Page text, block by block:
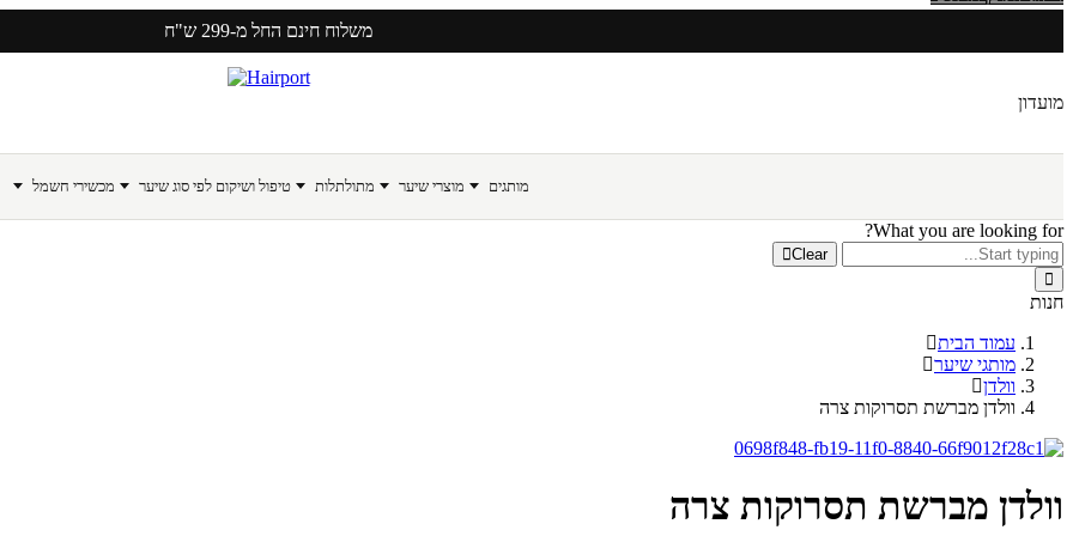
משלוח חינם החל מ-299 ש"ח
מועדון
מותגים מוצרי שיער מתולתלות טיפול ושיקום לפי סוג שיער מכשירי חשמל
What you are looking for?
Clear
חנות
עמוד הבית
מותגי שיער
וולדן
וולדן מברשת תסרוקות צרה
וולדן מברשת תסרוקות צרה